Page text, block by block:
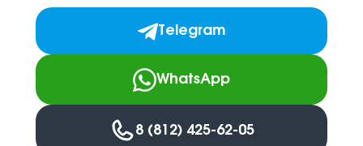
Telegram
WhatsApp
8 (812) 425-62-05